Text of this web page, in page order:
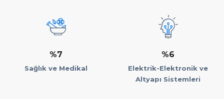
%7
Sağlık ve Medikal
%6
Elektrik-Elektronik ve
Altyapı Sistemleri